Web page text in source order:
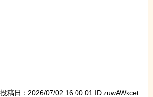
投稿日：2026/07/02 16:00:01 ID:zuwAWkcet